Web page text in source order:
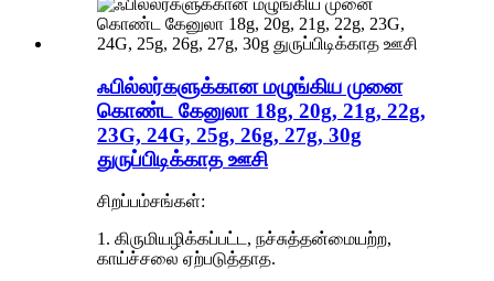
ஃபில்லர்களுக்கான மழுங்கிய முனை
கொண்ட கேனுலா 18g, 20g, 21g, 22g,
23G, 24G, 25g, 26g, 27g, 30g
துருப்பிடிக்காத ஊசி
சிறப்பம்சங்கள்:
1. கிருமியழிக்கப்பட்ட, நச்சுத்தன்மையற்ற,
காய்ச்சலை ஏற்படுத்தாத.